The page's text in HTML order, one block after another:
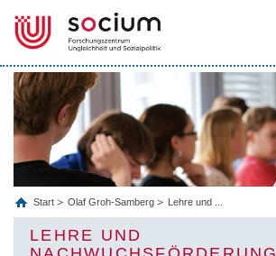
Start Olaf Groh-Samberg Lehre und ...
LEHRE UND